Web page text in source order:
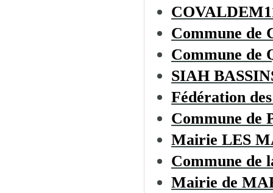
Commune de
Commune
SIAH
Fédération
Commune de
Mairie LES
Commune de
Mairie de